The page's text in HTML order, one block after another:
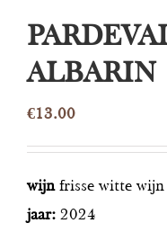
ALBARIN
€13.00
wijnfrisse witte wijn
jaar: 2024